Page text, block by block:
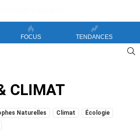
FOCUS TENDANCES
CLIMAT
Naturelles Climat
Écologie